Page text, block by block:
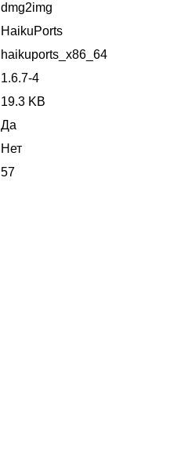
dmg2img
HaikuPorts
haikuports_x86_64
1.6.7-4
19.3 KB
Да
Нет
57